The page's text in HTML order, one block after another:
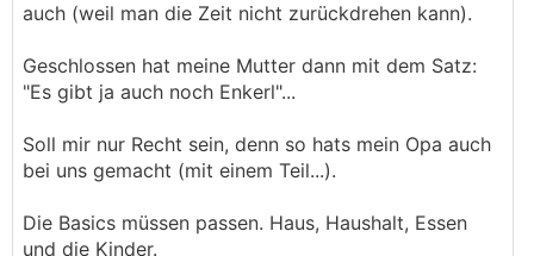
auch (weil man die Zeit nicht zurückdrehen kann).
Geschlossen hat meine Mutter dann mit dem Satz:
"Es gibt ja auch noch Enkerl"...
Soll mir nur Recht sein, denn so hats mein Opa auch
bei uns gemacht (mit einem Teil...).
Die Basics müssen passen. Haus, Haushalt, Essen
und die Kinder.